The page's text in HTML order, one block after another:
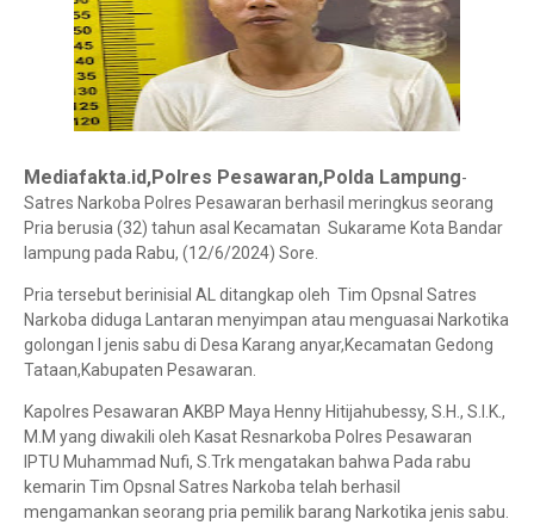
Mediafakta.id,Polres Pesawaran,Polda Lampung-
Satres Narkoba Polres Pesawaran berhasil meringkus seorang
Pria berusia (32) tahun asal Kecamatan Sukarame Kota Bandar
lampung pada Rabu, (12/6/2024) Sore.
Pria tersebut berinisial AL ditangkap oleh Tim Opsnal Satres
Narkoba diduga Lantaran menyimpan atau menguasai Narkotika
golongan I jenis sabu di Desa Karang anyar,Kecamatan Gedong
Tataan,Kabupaten Pesawaran.
Kapolres Pesawaran AKBP Maya Henny Hitijahubessy, S.H., S.I.K.,
M.M yang diwakili oleh Kasat Resnarkoba Polres Pesawaran
IPTU Muhammad Nufi, S.Trk mengatakan bahwa Pada rabu
kemarin Tim Opsnal Satres Narkoba telah berhasil
mengamankan seorang pria pemilik barang Narkotika jenis sabu.